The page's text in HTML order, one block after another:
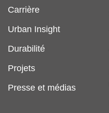
Carrière
Urban Insight
Durabilité
Projets
Presse et médias